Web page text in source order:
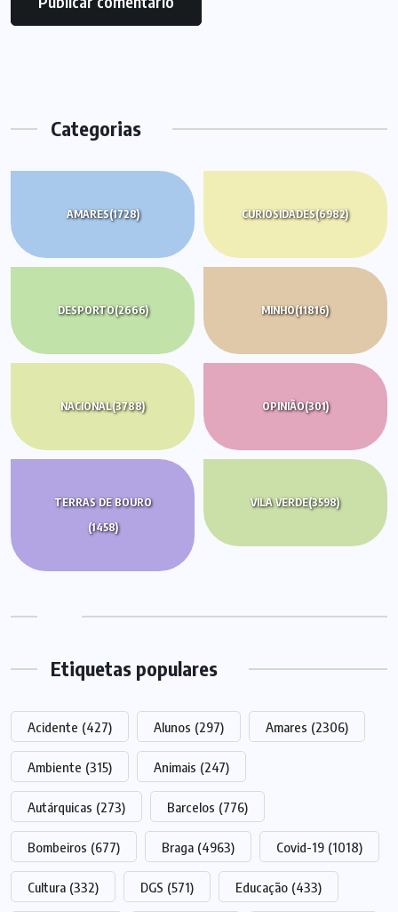
Categorias
AMARES(1728) CURIOSIDADES(6982)
DESPORTO(2666) MINHO(11816)
NACIONAL(3788) OPINIÃO(301)
TERRAS DE BOURO
(1458)
VILA VERDE(3598)
Etiquetas populares
Acidente (427) Alunos (297) Amares (2306)
Ambiente (315) Animais (247)
Autárquicas (273) Barcelos (776)
Bombeiros (677) Braga (4963) Covid-19 (1018)
Cultura (332) DGS (571) Educação (433)